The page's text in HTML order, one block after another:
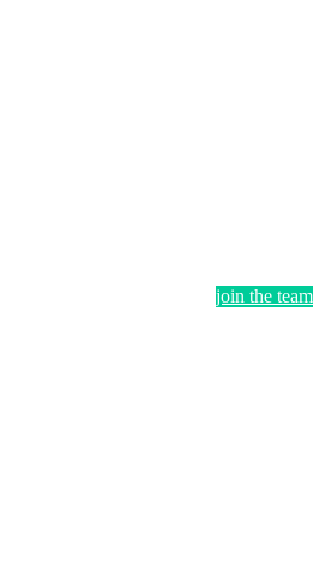
join the team